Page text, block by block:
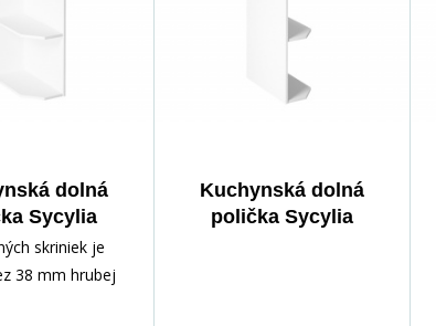
dolná
Sycylia
L, biela
skriniek je
38 mm hrubej
Kuchynská dolná
polička Sycylia